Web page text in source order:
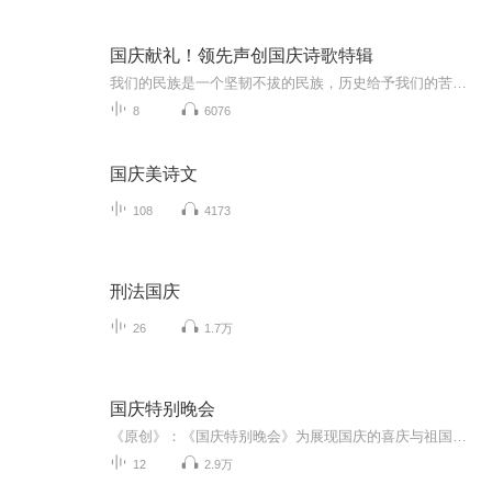
国庆献礼！领先声创国庆诗歌特辑
8 6076
国庆美诗文
108 4173
刑法国庆
26 1.7万
国庆特别晚会
12 2.9万